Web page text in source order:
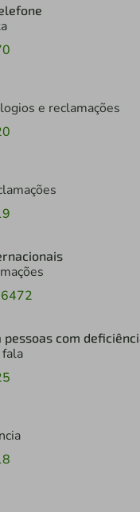
e reclamações
pessoas com